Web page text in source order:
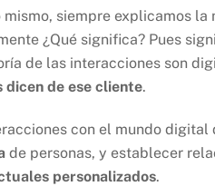
siempre explicamos
¿Qué significa? Pues
de las interacciones son
de ese cliente.
con el mundo digital
de personas, y establecer
personalizados.